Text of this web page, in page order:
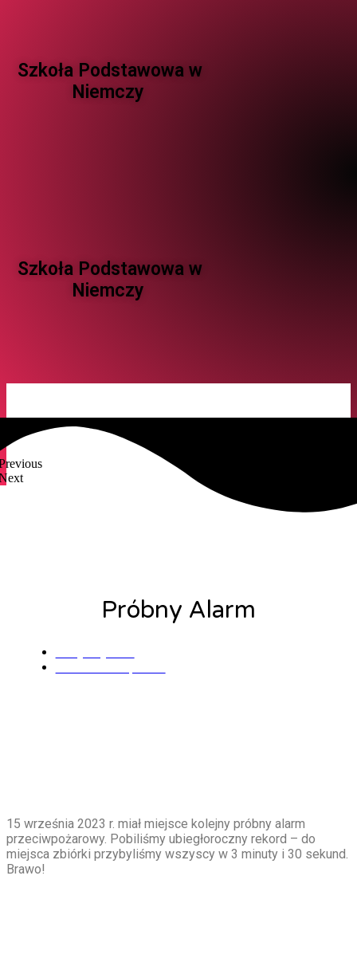
Szkoła Podstawowa w
Niemczy ​
Szkoła Podstawowa w
Niemczy ​
Próbny Alarm
15 września 2023 r. miał miejsce kolejny próbny alarm
przeciwpożarowy. Pobiliśmy ubiegłoroczny rekord – do
miejsca zbiórki przybyliśmy wszyscy w 3 minuty i 30 sekund.
Brawo!